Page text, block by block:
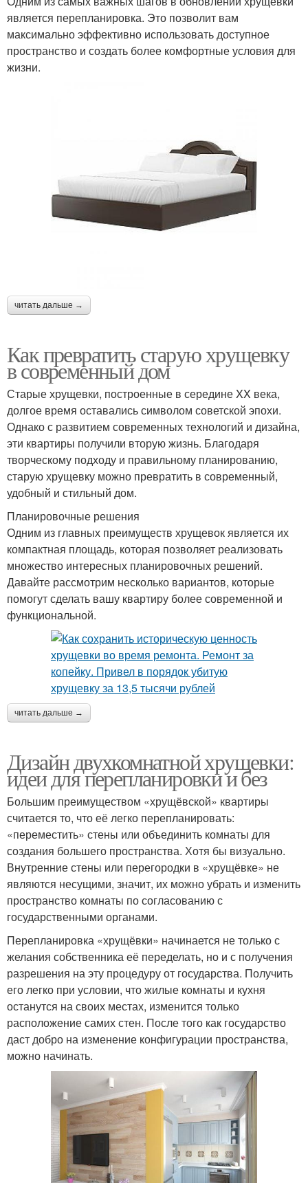
является перепланировка. Это позволит вам
максимально эффективно использовать доступное
пространство и создать более комфортные условия для
жизни.
читать дальше →
Как превратить старую хрущевку
в современный дом
Старые хрущевки, построенные в середине XX века,
долгое время оставались символом советской эпохи.
Однако с развитием современных технологий и дизайна,
эти квартиры получили вторую жизнь. Благодаря
творческому подходу и правильному планированию,
старую хрущевку можно превратить в современный,
удобный и стильный дом.
Планировочные решения
Одним из главных преимуществ хрущевок является их
компактная площадь, которая позволяет реализовать
множество интересных планировочных решений.
Давайте рассмотрим несколько вариантов, которые
помогут сделать вашу квартиру более современной и
функциональной.
читать дальше →
Дизайн двухкомнатной хрущевки:
идеи для перепланировки и без
Большим преимуществом «хрущёвской» квартиры
считается то, что её легко перепланировать:
«переместить» стены или объединить комнаты для
создания большего пространства. Хотя бы визуально.
Внутренние стены или перегородки в «хрущёвке» не
являются несущими, значит, их можно убрать и изменить
пространство комнаты по согласованию с
государственными органами.
Перепланировка «хрущёвки» начинается не только с
желания собственника её переделать, но и с получения
разрешения на эту процедуру от государства. Получить
его легко при условии, что жилые комнаты и кухня
останутся на своих местах, изменится только
расположение самих стен. После того как государство
даст добро на изменение конфигурации пространства,
можно начинать.